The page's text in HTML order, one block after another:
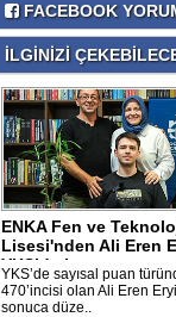
FACEBOOK
İLGİNİZİ
ENKA Fen ve
Lisesi'nden Ali Eren
YKS’de i..
YKS’de sayısal puan
470’incisi olan Ali Eren
sonuca düze..